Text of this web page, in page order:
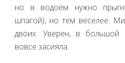
но в водоём нужно
шпагой), но тем веселее.
двоих. Уверен, в
вовсе засияла.